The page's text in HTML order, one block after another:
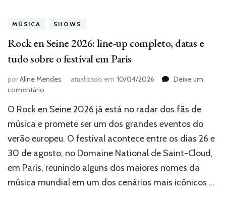
MÚSICA SHOWS
Rock en Seine 2026: line-up completo, datas e
tudo sobre o festival em Paris
porAline Mendes atualizado em 10/04/2026
Deixe um
comentário
en
Seine
2026:
line-
up
completo,
datas
e
O Rock en Seine 2026 já está no radar dos fãs de
música e promete ser um dos grandes eventos do
verão europeu. O festival acontece entre os dias 26 e
30 de agosto, no Domaine National de Saint-Cloud,
em Paris, reunindo alguns dos maiores nomes da
música mundial em um dos cenários mais icônicos …